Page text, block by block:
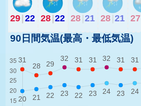
29|22 28|22 28 21 28 21 27
90日間気温(最高・最低気温)